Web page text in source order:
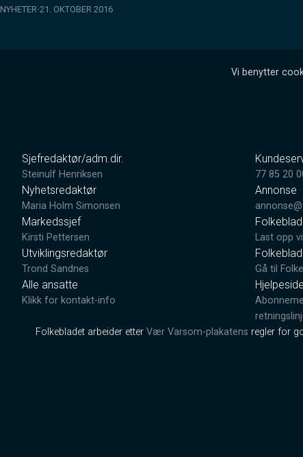
NYHETER 21. OKTOBER 2016
Vi benytter
Sjefredaktør/adm.dir.
Steinulf Henriksen
Nyhetsredaktør
Maria Holm Simonsen
Markedssjef
Kirsti Pettersen
Utviklingsredaktør
Trond Sandnes
Alle ansatte
Klikk for kontakt-info
77 85 20
Annonse
Last opp
Gå til
Hjelpeside
Folkebladet arbeider etter Vær Varsom-plakatens regler for